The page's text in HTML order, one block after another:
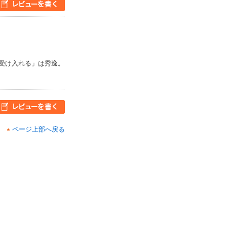
入れる」は秀逸。
ページ上部へ戻る